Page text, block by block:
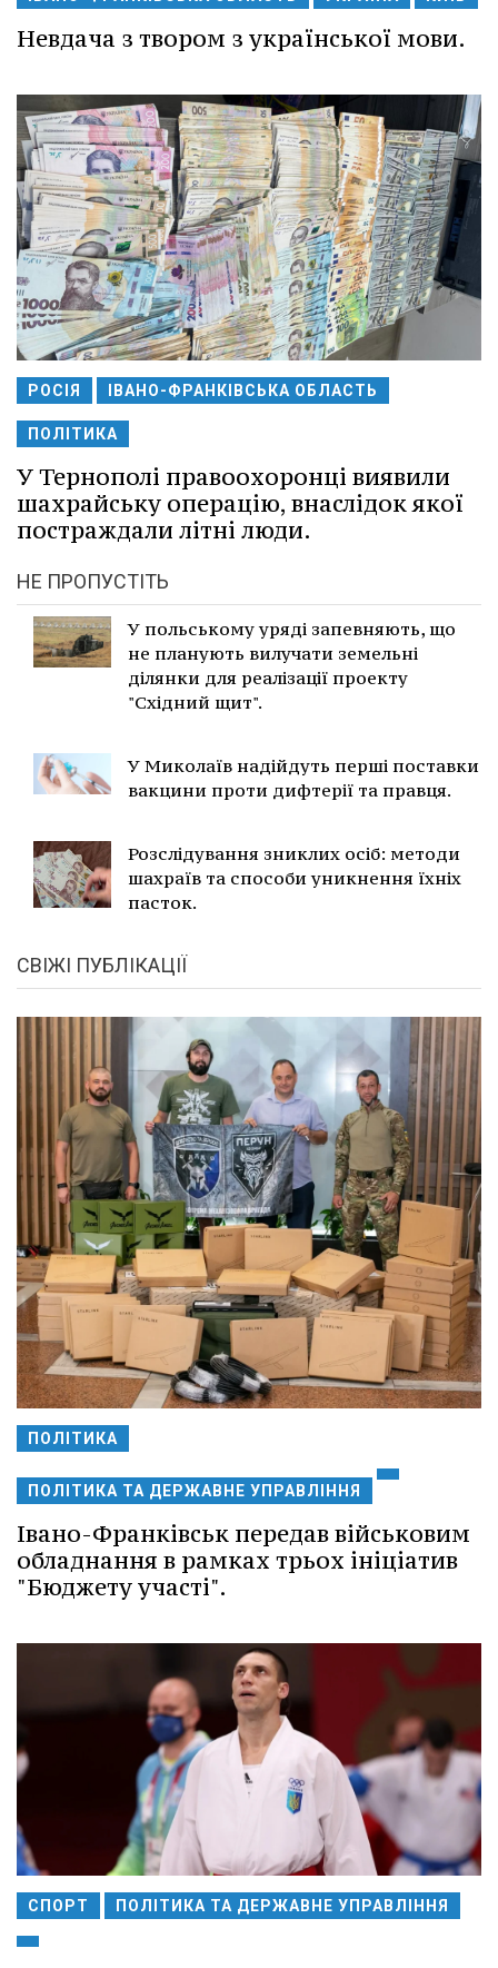
Невдача з твором з української мови.
РОСІЯ ІВАНО-ФРАНКІВСЬКА ОБЛАСТЬ
ПОЛІТИКА
У Тернополі правоохоронці виявили
шахрайську операцію, внаслідок якої
постраждали літні люди.
НЕ ПРОПУСТІТЬ
У польському уряді запевняють, що
не планують вилучати земельні
ділянки для реалізації проекту
"Східний щит".
У Миколаїв надійдуть перші поставки
вакцини проти дифтерії та правця.
Розслідування зниклих осіб: методи
шахраїв та способи уникнення їхніх
пасток.
СВІЖІ ПУБЛІКАЦІЇ
ПОЛІТИКА
ПОЛІТИКА ТА ДЕРЖАВНЕ УПРАВЛІННЯ
Івано-Франківськ передав військовим
обладнання в рамках трьох ініціатив
"Бюджету участі".
СПОРТ ПОЛІТИКА ТА ДЕРЖАВНЕ УПРАВЛІННЯ